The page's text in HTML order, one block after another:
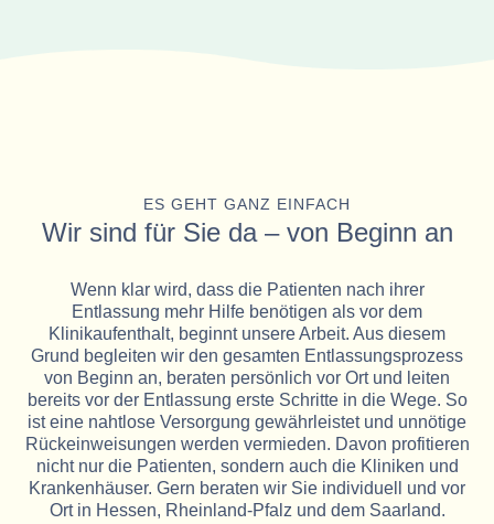
ES GEHT GANZ EINFACH
Wir sind für Sie da – von Beginn an
Wenn klar wird, dass die Patienten nach ihrer
Entlassung mehr Hilfe benötigen als vor dem
Klinikaufenthalt, beginnt unsere Arbeit. Aus diesem
Grund begleiten wir den gesamten Entlassungsprozess
von Beginn an, beraten persönlich vor Ort und leiten
bereits vor der Entlassung erste Schritte in die Wege. So
ist eine nahtlose Versorgung gewährleistet und unnötige
Rückeinweisungen werden vermieden. Davon profitieren
nicht nur die Patienten, sondern auch die Kliniken und
Krankenhäuser. Gern beraten wir Sie individuell und vor
Ort in Hessen, Rheinland-Pfalz und dem Saarland.